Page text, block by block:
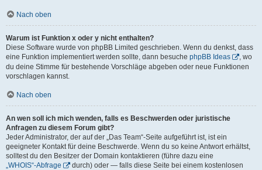
Nach oben
Warum ist Funktion x oder y nicht enthalten?
Diese Software wurde von phpBB Limited geschrieben. Wenn du denkst, dass
eine Funktion implementiert werden sollte, dann besuche phpBB Ideas
, wo
du deine Stimme für bestehende Vorschläge abgeben oder neue Funktionen
vorschlagen kannst.
Nach oben
An wen soll ich mich wenden, falls es Beschwerden oder juristische
Anfragen zu diesem Forum gibt?
Jeder Administrator, der auf der „Das Team“-Seite aufgeführt ist, ist ein
geeigneter Kontakt für deine Beschwerde. Wenn du so keine Antwort erhältst,
solltest du den Besitzer der Domain kontaktieren (führe dazu eine
„WHOIS“-Abfrage
durch) oder — falls diese Seite bei einem kostenlosen